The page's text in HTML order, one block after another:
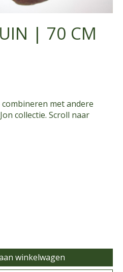
| 70 CM
met andere
collectie. Scroll naar
winkelwagen